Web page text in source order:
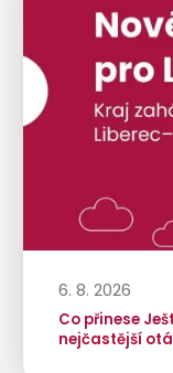
6. 8. 2026
Co přinese
nejčastější